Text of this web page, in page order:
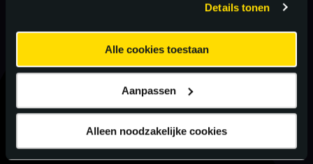
Details tonen
Alle cookies toestaan
Aanpassen
Alleen noodzakelijke cookies